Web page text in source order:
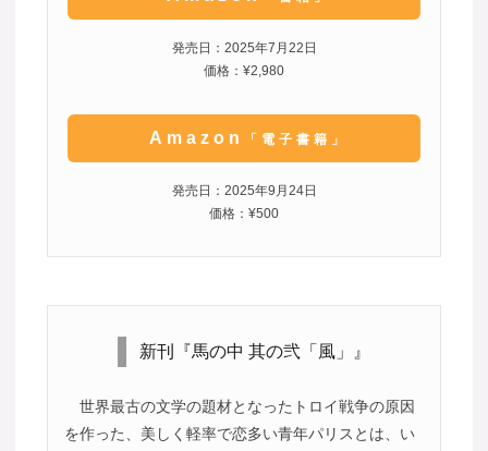
発売日：2025年7月22日
価格：¥2,980
Amazon 「電子書籍」
発売日：2025年9月24日
価格：¥500
新刊『馬の中 其の弐「風」』
世界最古の文学の題材となったトロイ戦争の原因
を作った、美しく軽率で恋多い青年パリスとは、い